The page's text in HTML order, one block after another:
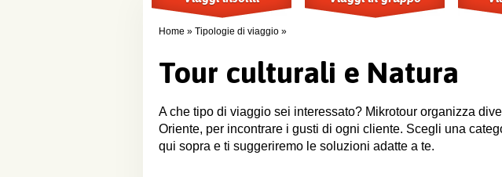
Home » Tipologie di viaggio »
Tour culturali e Natura
A che tipo di viaggio sei interessato? Mikrotour organizza
Oriente, per incontrare i gusti di ogni cliente. Scegli una
qui sopra e ti suggeriremo le soluzioni adatte a te.